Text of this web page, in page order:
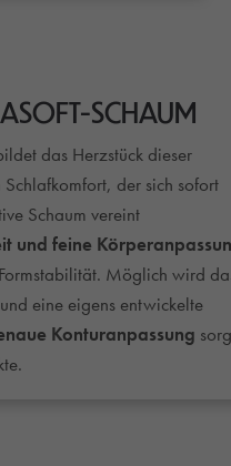
SCHAUM
das Herzstück dieser
der sich sofort
Schaum vereint
und feine
Möglich wird
eine eigens entwickelte
Konturanpassung